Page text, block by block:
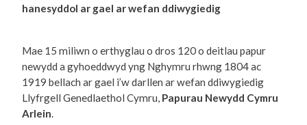
hanesyddol ar gael ar wefan ddiwygiedig
Mae 15 miliwn o erthyglau o dros 120 o deitlau papur
newydd a gyhoeddwyd yng Nghymru rhwng 1804 ac
1919 bellach ar gael i’w darllen ar wefan ddiwygiedig
Llyfrgell Genedlaethol Cymru, Papurau Newydd Cymru
Arlein.